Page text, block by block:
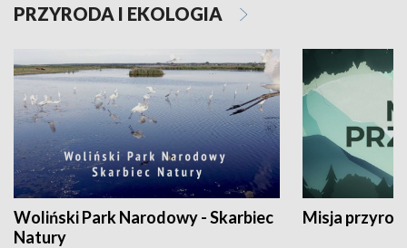
PRZYRODA I EKOLOGIA
Woliński Park Narodowy - Skarbiec
Natury
Misja